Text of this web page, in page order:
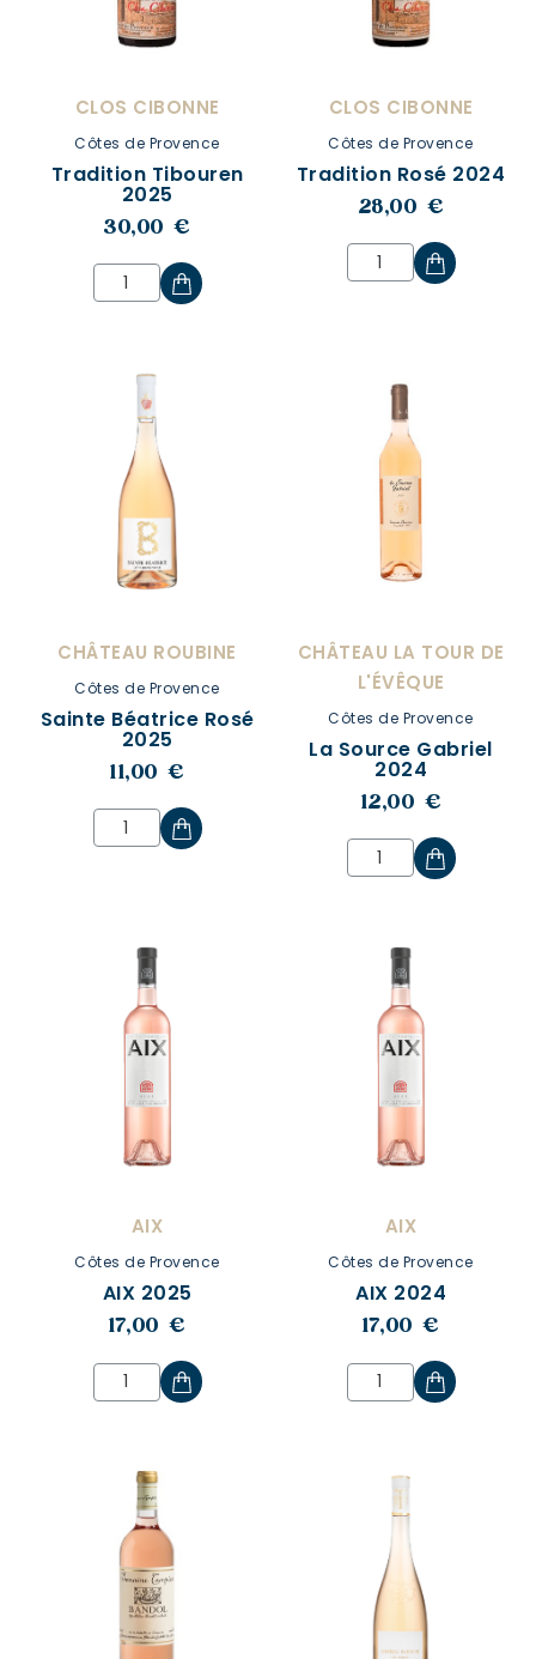
CLOS CIBONNE
Côtes de Provence
Tradition Tibouren
2025
30,00 €
CLOS CIBONNE
Côtes de Provence
Tradition Rosé 2024
28,00 €
CHÂTEAU ROUBINE
Côtes de Provence
Sainte Béatrice Rosé
2025
11,00 €
CHÂTEAU LA TOUR DE
L'ÉVÊQUE
Côtes de Provence
La Source Gabriel
2024
12,00 €
AIX
Côtes de Provence
AIX 2025
17,00 €
AIX
Côtes de Provence
AIX 2024
17,00 €